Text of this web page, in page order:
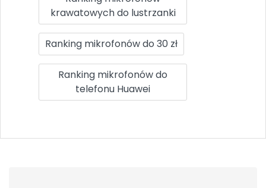
krawatowych do lustrzanki
Ranking mikrofonów do 30 zł
Ranking mikrofonów do
telefonu Huawei